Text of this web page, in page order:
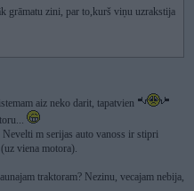
grāmatu zini, par to,kurš viņu uzrakstija
aiz neko darit, tapatvien
Nevelti m serijas auto vanoss ir stipri
viena motora).
traktoram? Nezinu, vecajam nebija,